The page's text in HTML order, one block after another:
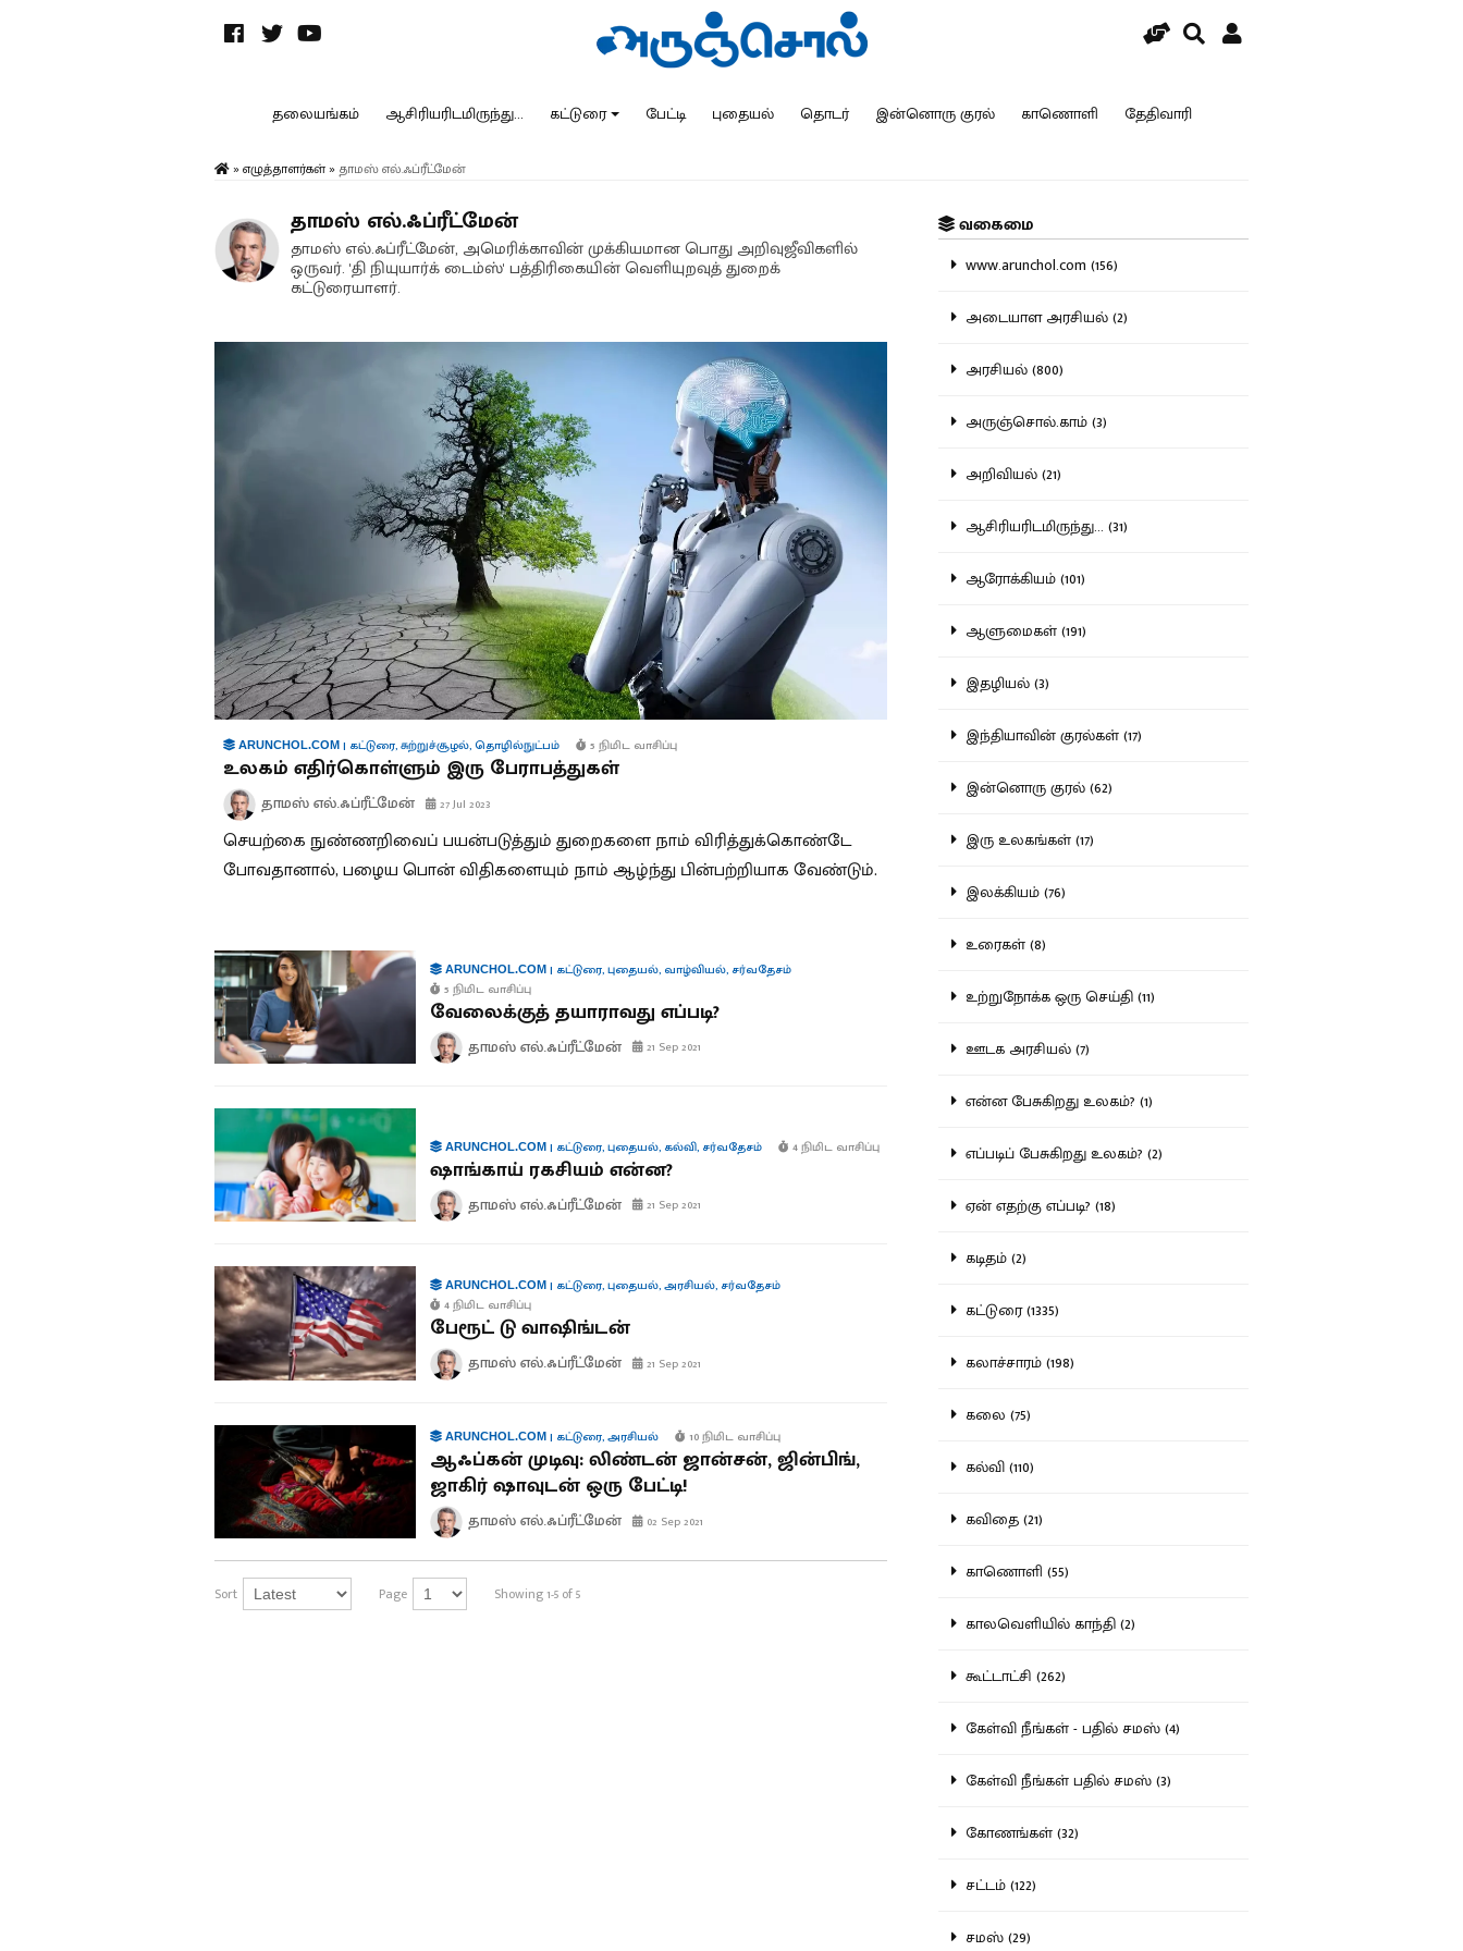
தலையங்கம் ஆசிரியரிடமிருந்து... கட்டுரை பேட்டி புதையல் தொடர் இன்னொரு குரல் காணொளி தேதிவாரி
» எழுத்தாளர்கள்» தாமஸ் எல்.ஃப்ரீட்மேன்
தாமஸ் எல்.ஃப்ரீட்மேன்
தாமஸ் எல்.ஃப்ரீட்மேன், அமெரிக்காவின் முக்கியமான பொது அறிவுஜீவிகளில்
ஒருவர். 'தி நியுயார்க் டைம்ஸ்' பத்திரிகையின் வெளியுறவுத் துறைக்
கட்டுரையாளர்.
ARUNCHOL.COM | கட்டுரை,சுற்றுச்சூழல்,தொழில்நுட்பம் 5 நிமிட வாசிப்பு
உலகம் எதிர்கொள்ளும் இரு பேராபத்துகள்
தாமஸ் எல்.ஃப்ரீட்மேன் 27 Jul 2023
செயற்கை நுண்ணறிவைப் பயன்படுத்தும் துறைகளை நாம் விரித்துக்கொண்டே
போவதானால், பழைய பொன் விதிகளையும் நாம் ஆழ்ந்து பின்பற்றியாக வேண்டும்.
ARUNCHOL.COM| கட்டுரை,புதையல், வாழ்வியல், சர்வதேசம்
5 நிமிட வாசிப்பு
வேலைக்குத் தயாராவது எப்படி?
தாமஸ் எல்.ஃப்ரீட்மேன் 21 Sep 2021
ARUNCHOL.COM| கட்டுரை,புதையல், கல்வி, சர்வதேசம் 4 நிமிட வாசிப்பு
ஷாங்காய் ரகசியம் என்ன?
தாமஸ் எல்.ஃப்ரீட்மேன் 21 Sep 2021
ARUNCHOL.COM| கட்டுரை,புதையல்,அரசியல், சர்வதேசம்
4 நிமிட வாசிப்பு
பேரூட் டு வாஷிங்டன்
தாமஸ் எல்.ஃப்ரீட்மேன் 21 Sep 2021
ARUNCHOL.COM| கட்டுரை,அரசியல் 10 நிமிட வாசிப்பு
ஆஃப்கன் முடிவு: லிண்டன் ஜான்சன், ஜின்பிங்,
ஜாகிர் ஷாவுடன் ஒரு பேட்டி!
தாமஸ் எல்.ஃப்ரீட்மேன் 02 Sep 2021
Sort Page Showing 1-5 of 5
வகைமை
www.arunchol.com (156)
அடையாள அரசியல் (2)
அரசியல் (800)
அருஞ்சொல்.காம் (3)
அறிவியல் (21)
ஆசிரியரிடமிருந்து... (31)
ஆரோக்கியம் (101)
ஆளுமைகள் (191)
இதழியல் (3)
இந்தியாவின் குரல்கள் (17)
இன்னொரு குரல் (62)
இரு உலகங்கள் (17)
இலக்கியம் (76)
உரைகள் (8)
உற்றுநோக்க ஒரு செய்தி (11)
ஊடக அரசியல் (7)
என்ன பேசுகிறது உலகம்? (1)
எப்படிப் பேசுகிறது உலகம்? (2)
ஏன் எதற்கு எப்படி? (18)
கடிதம் (2)
கட்டுரை (1335)
கலாச்சாரம் (198)
கலை (75)
கல்வி (110)
கவிதை (21)
காணொளி (55)
காலவெளியில் காந்தி (2)
கூட்டாட்சி (262)
கேள்வி நீங்கள் - பதில் சமஸ் (4)
கேள்வி நீங்கள் பதில் சமஸ் (3)
கோணங்கள் (32)
சட்டம் (122)
சமஸ் (29)